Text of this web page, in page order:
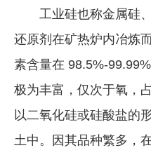
工业硅也称金属硅
还原剂在矿热炉内冶炼
素含量在 98.5%-
极为丰富，仅次于氧，
以二氧化硅或硅酸盐的
土中。因其品种繁多，